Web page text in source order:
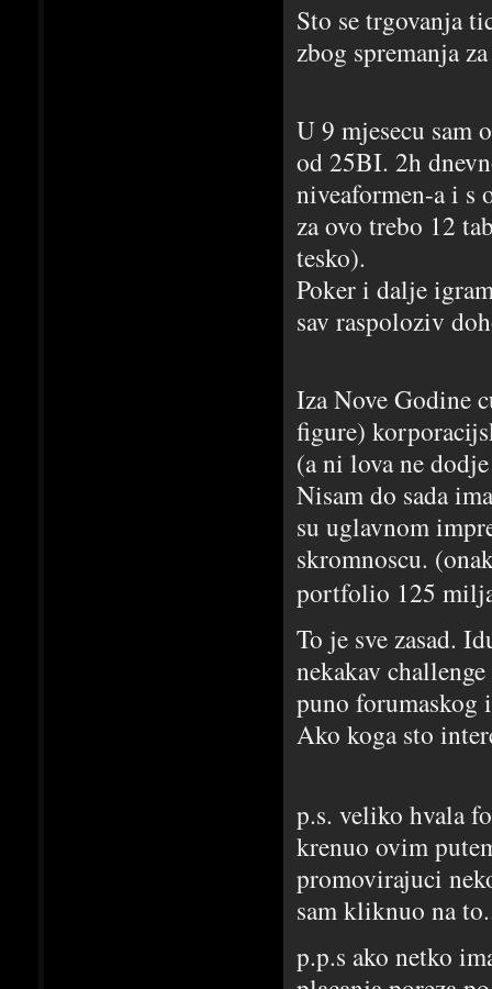
Sto se trgovanja
zbog spremanja
U 9 mjesecu sam
od 25BI. 2h
niveaformen-a i s
za ovo trebo 12
tesko).
Poker i dalje
sav raspoloziv
Iza Nove Godine
figure)
(a ni lova ne
Nisam do sada
su uglavnom
skromnoscu.
portfolio 125
To je sve zasad.
nekakav
puno forumaskog
Ako koga sto
p.s. veliko hvala
krenuo ovim
promovirajuci
sam kliknuo na
p.p.s ako netko